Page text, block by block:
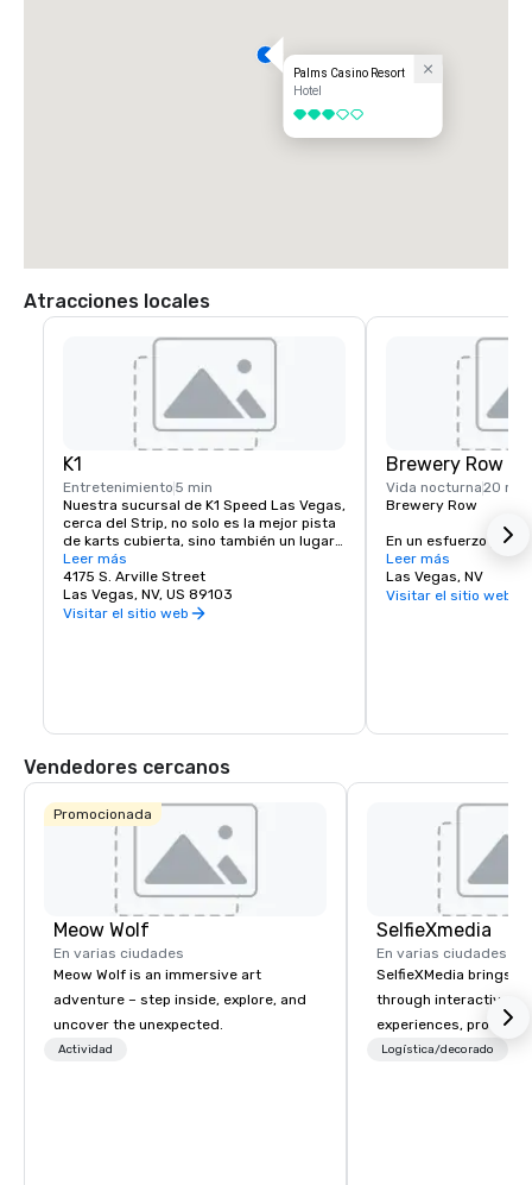
Palms Casino Resort
Hotel
3 de 5
Atracciones locales
K1
Entretenimiento 5 min
Nuestra sucursal de K1 Speed Las Vegas,
cerca del Strip, no solo es la mejor pista
de karts cubierta, sino también un lugar
de entretenimiento de primera clase
diseñado para mantenerte entretenido y
ocupado. Si quieres experimentar el
karting bajo techo, estás interesado en
Leer más
4175 S. Arville Street
Las Vegas, NV, US 89103
Visitar el sitio web
Brewery Row
Vida nocturna20 min
Brewery Row
En un esfuerzo por
de la cerveza
ciudades de todo el
Brewery Row en el
Leer más
Las Vegas, NV
Visitar el sitio web
Vendedores cercanos
Promocionada
Meow Wolf
En varias ciudades
Meow Wolf is an immersive art
adventure – step inside, explore, and
uncover the unexpected.
Actividad
SelfieXmedia
En varias ciudades
SelfieXMedia brings
through interactive
experiences,
photography, and
Logística/decorado